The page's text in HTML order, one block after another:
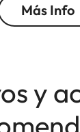
Más Info
y